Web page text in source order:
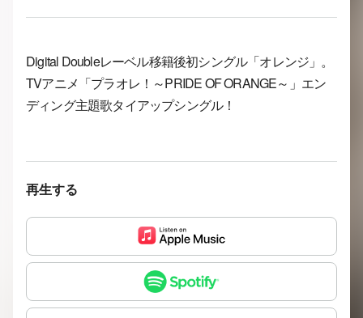
Digital Doubleレーベル移籍後初シングル「オレンジ」。
TVアニメ「プラオレ！～PRIDE OF ORANGE～」エン
ディング主題歌タイアップシングル！
再生する